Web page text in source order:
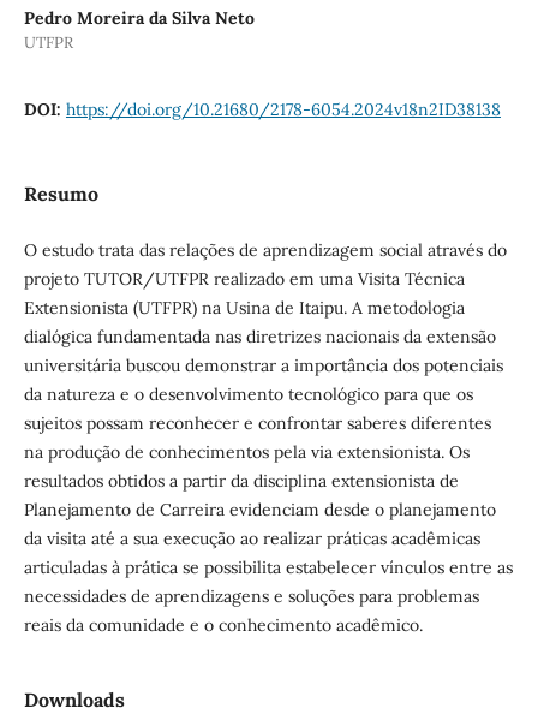
Pedro Moreira da Silva Neto
UTFPR
DOI: https://doi.org/10.21680/2178-6054.2024v18n2ID38138
Resumo
O estudo trata das relações de aprendizagem social através do
projeto TUTOR/UTFPR realizado em uma Visita Técnica
Extensionista (UTFPR) na Usina de Itaipu. A metodologia
dialógica fundamentada nas diretrizes nacionais da extensão
universitária buscou demonstrar a importância dos potenciais
da natureza e o desenvolvimento tecnológico para que os
sujeitos possam reconhecer e confrontar saberes diferentes
na produção de conhecimentos pela via extensionista. Os
resultados obtidos a partir da disciplina extensionista de
Planejamento de Carreira evidenciam desde o planejamento
da visita até a sua execução ao realizar práticas acadêmicas
articuladas à prática se possibilita estabelecer vínculos entre as
necessidades de aprendizagens e soluções para problemas
reais da comunidade e o conhecimento acadêmico.
Downloads